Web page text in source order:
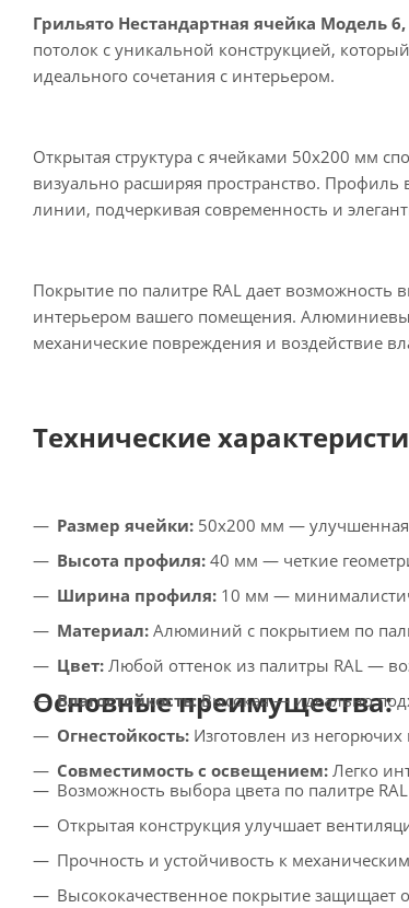
Грильято Нестандартная ячейка Модель
потолок с уникальной конструкцией,
идеального сочетания с интерьером.
Открытая структура с ячейками 50х200 мм
визуально расширяя пространство.
линии, подчеркивая современность и
Покрытие по палитре RAL дает
интерьером вашего помещения.
механические повреждения и воздействие
Технические
Размер ячейки: 50х200 мм — улучшенная
Высота профиля: 40 мм — четкие
Ширина профиля: 10 мм —
Материал: Алюминий с покрытием по
Цвет: Любой оттенок из палитры RAL —
Влагостойкость:Высокая — идеально
Огнестойкость: Изготовлен из негорючих
Совместимость с освещением: Легко
Основные преимущества:
Возможность выбора цвета по палитре
Открытая конструкция улучшает
Прочность и устойчивость к
Высококачественное покрытие защищает